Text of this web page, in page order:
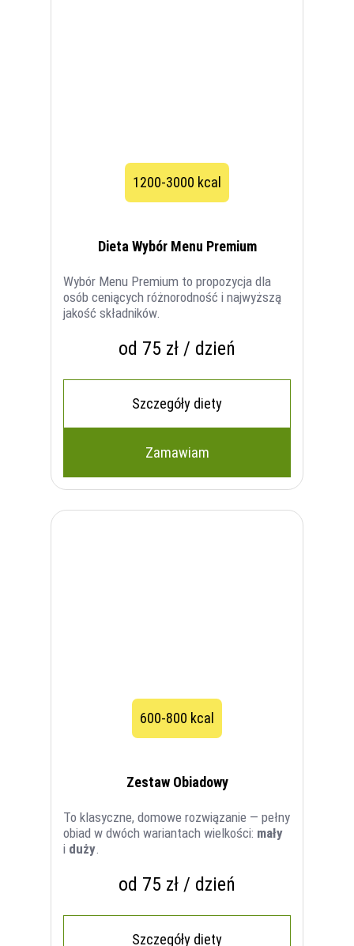
1200-3000 kcal
Dieta Wybór Menu Premium
Wybór Menu Premium to propozycja dla
osób ceniących różnorodność i najwyższą
jakość składników.
od 75 zł / dzień
Szczegóły diety
Zamawiam
600-800 kcal
Zestaw Obiadowy
To klasyczne, domowe rozwiązanie — pełny
obiad w dwóch wariantach wielkości: mały
i duży.
od 75 zł / dzień
Szczegóły diety